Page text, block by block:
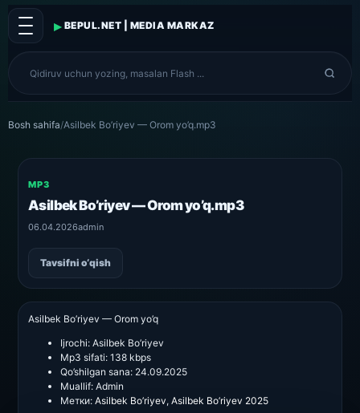
▸ BEPUL.NET | MEDIA MARKAZ
Bosh sahifa/Asilbek Bo’riyev — Orom yo’q.mp3
MP3
Asilbek Bo’riyev — Orom yo’q.mp3
06.04.2026admin
Tavsifni o‘qish
Asilbek Bo’riyev — Orom yo’q
Ijrochi: Asilbek Bo’riyev
Mp3 sifati: 138 kbps
Qo’shilgan sana: 24.09.2025
Muallif: Admin
Метки: Asilbek Bo’riyev, Asilbek Bo’riyev 2025